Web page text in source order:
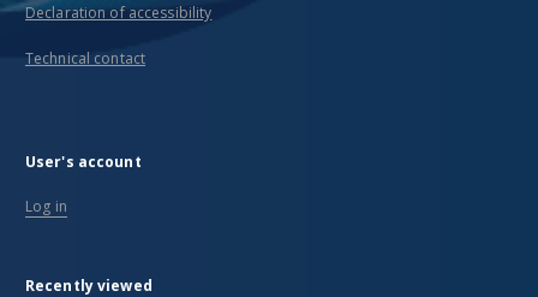
Declaration of accessibility
Technical contact
User's account
Log in
Recently viewed